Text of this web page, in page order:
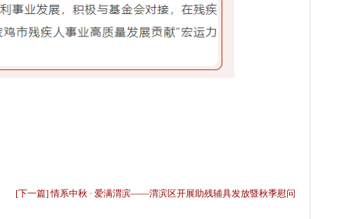
[下一篇] 情系中秋 · 爱满渭滨——渭滨区开展助残辅具发放暨秋季慰问